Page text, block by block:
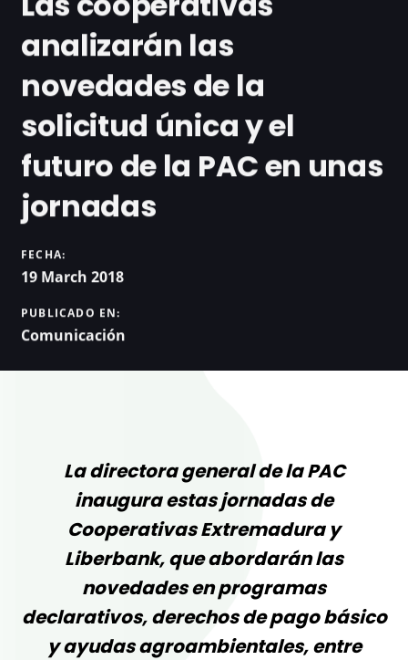
analizarán las
novedades de la
solicitud única y el
futuro de la PAC en unas
jornadas
FECHA:
19 March 2018
PUBLICADO EN:
Comunicación
La directora general de la PAC
inaugura estas jornadas de
Cooperativas Extremadura y
Liberbank, que abordarán las
novedades en programas
declarativos, derechos de pago básico
y ayudas agroambientales, entre